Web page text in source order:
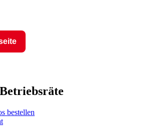
bestellen